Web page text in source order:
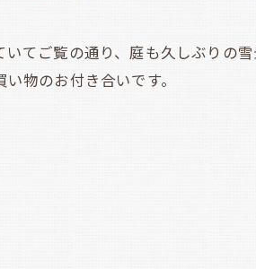
ご覧の通り、庭も久しぶりの雪
物のお付き合いです。